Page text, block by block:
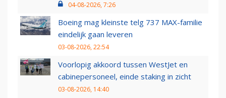
04-08-2026, 7:26
Boeing mag kleinste telg 737 MAX-familie
eindelijk gaan leveren
03-08-2026, 22:54
Voorlopig akkoord tussen WestJet en
cabinepersoneel, einde staking in zicht
03-08-2026, 14:40